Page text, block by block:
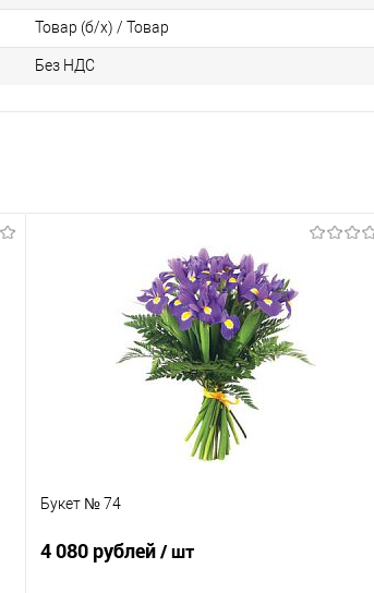
Товар (б/х) / Товар
Без НДС
Букет № 74
4 080 рублей/ шт